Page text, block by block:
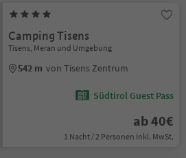
Camping Tisens
Tisens, Meran und Umgebung
542 m von Tisens Zentrum
Südtirol Guest Pass
ab 40€
1 Nacht / 2 Personen Inkl. MwSt.